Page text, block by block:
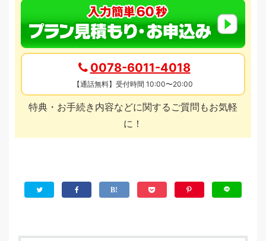
0078-6011-4018
【通話無料】受付時間 10:00〜20:00
特典・お手続き内容などに関するご質問もお気軽
に！